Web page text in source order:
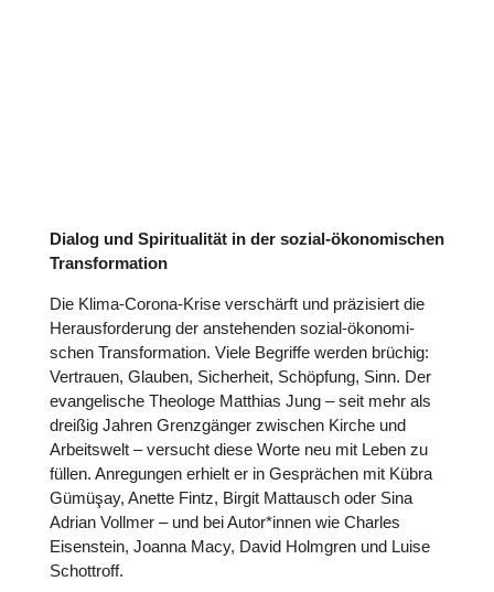
Dialog und Spi­ri­tua­li­tät in der sozial-öko­no­mi­schen
Trans­for­ma­tion
Die Klima-Corona-Krise ver­schärft und prä­zi­siert die
Her­aus­for­de­rung der anste­hen­den sozial-öko­no­mi­
schen Trans­for­ma­tion. Viele Begriffe werden brüchig:
Ver­trauen, Glauben, Sicher­heit, Schöp­fung, Sinn. Der
evan­ge­li­sche Theologe Matthias Jung – seit mehr als
dreißig Jahren Grenz­gän­ger zwischen Kirche und
Arbeits­welt – versucht diese Worte neu mit Leben zu
füllen. Anre­gun­gen erhielt er in Gesprä­chen mit Kübra
Gümüşay, Anette Fintz, Birgit Mattausch oder Sina
Adrian Vollmer – und bei Autor*innen wie Charles
Eisen­stein, Joanna Macy, David Holmgren und Luise
Schot­troff.